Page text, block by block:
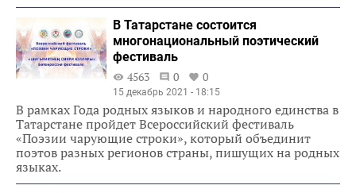
В Татарстане состоится
многонациональный поэтический
фестиваль
4563
0 0
15 декабрь 2021 - 18:15
В рамках Года родных языков и народного единства в
Татарстане пройдет Всероссийский фестиваль
«Поэзии чарующие строки», который объединит
поэтов разных регионов страны, пишущих на родных
языках.